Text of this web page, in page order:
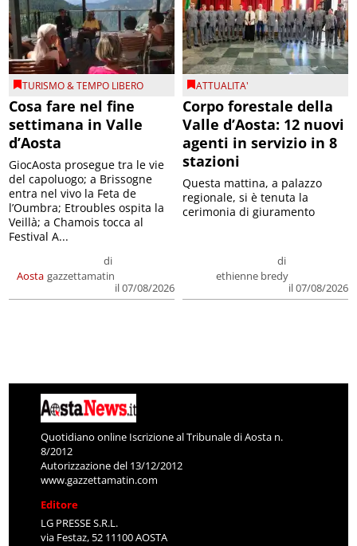
TURISMO & TEMPO LIBERO
Cosa fare nel fine
settimana in Valle
d’Aosta
Aosta
di
gazzettamatin
il 07/08/2026
GiocAosta prosegue tra le vie
del capoluogo; a Brissogne
entra nel vivo la Feta de
l’Oumbra; Etroubles ospita la
Veillà; a Chamois tocca al
Festival A...
ATTUALITA'
Corpo forestale della
Valle d’Aosta: 12 nuovi
agenti in servizio in 8
stazioni
di
ethienne bredy
il 07/08/2026
Questa mattina, a palazzo
regionale, si è tenuta la
cerimonia di giuramento
Quotidiano online Iscrizione al Tribunale di Aosta n.
8/2012
Autorizzazione del 13/12/2012
www.gazzettamatin.com
Editore
LG PRESSE S.R.L.
via Festaz, 52 11100 AOSTA